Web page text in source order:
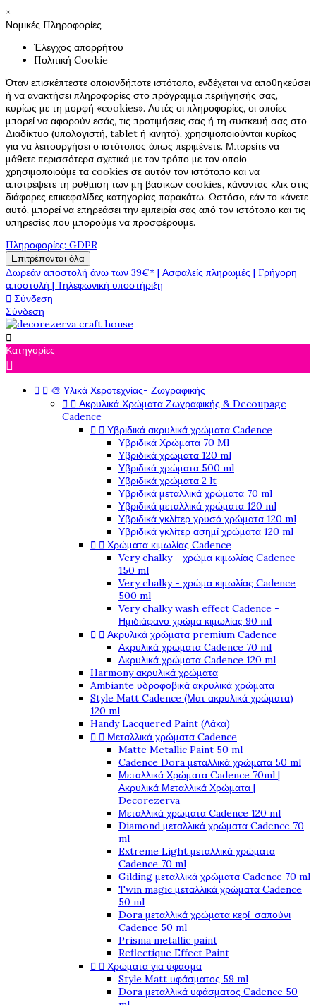
×
Νομικές Πληροφορίες
Έλεγχος απορρήτου
Πολιτική Cookie
Όταν επισκέπτεστε οποιονδήποτε ιστότοπο, ενδέχεται να αποθηκεύσει
ή να ανακτήσει πληροφορίες στο πρόγραμμα περιήγησής σας,
κυρίως με τη μορφή «cookies». Αυτές οι πληροφορίες, οι οποίες
μπορεί να αφορούν εσάς, τις προτιμήσεις σας ή τη συσκευή σας στο
Διαδίκτυο (υπολογιστή, tablet ή κινητό), χρησιμοποιούνται κυρίως
για να λειτουργήσει ο ιστότοπος όπως περιμένετε. Μπορείτε να
μάθετε περισσότερα σχετικά με τον τρόπο με τον οποίο
χρησιμοποιούμε τα cookies σε αυτόν τον ιστότοπο και να
αποτρέψετε τη ρύθμιση των μη βασικών cookies, κάνοντας κλικ στις
διάφορες επικεφαλίδες κατηγορίας παρακάτω. Ωστόσο, εάν το κάνετε
αυτό, μπορεί να επηρεάσει την εμπειρία σας από τον ιστότοπο και τις
υπηρεσίες που μπορούμε να προσφέρουμε.
Πληροφορίες: GDPR
Επιτρέπονται όλα
Δωρεάν αποστολή άνω των 39€* | Ασφαλείς πληρωμές | Γρήγορη
αποστολή | Τηλεφωνική υποστήριξη
 Σύνδεση
Σύνδεση

Κατηγορίες

  🎨 Υλικά Χεροτεχνίας- Ζωγραφικής
  Ακρυλικά Χρώματα Ζωγραφικής & Decoupage
Cadence
  Υβριδικά ακρυλικά χρώματα Cadence
Υβριδικά Χρώματα 70 Ml
Υβριδικά χρώματα 120 ml
Υβριδικά χρώματα 500 ml
Υβριδικά χρώματα 2 lt
Υβριδικά μεταλλικά χρώματα 70 ml
Υβριδικά μεταλλικά χρώματα 120 ml
Υβριδικά γκλίτερ χρυσό χρώματα 120 ml
Υβριδικά γκλίτερ ασημί χρώματα 120 ml
  Χρώματα κιμωλίας Cadence
Very chalky - χρώμα κιμωλίας Cadence
150 ml
Very chalky - χρώμα κιμωλίας Cadence
500 ml
Very chalky wash effect Cadence -
Ημιδιάφανο χρώμα κιμωλίας 90 ml
  Ακρυλικά χρώματα premium Cadence
Ακρυλικά χρώματα Cadence 70 ml
Ακρυλικά χρώματα Cadence 120 ml
Harmony ακρυλικά χρώματα
Ambiante υδροφοβικά ακρυλικά χρώματα
Style Matt Cadence (Ματ ακρυλικά χρώματα)
120 ml
Handy Lacquered Paint (Λάκα)
  Μεταλλικά χρώματα Cadence
Matte Metallic Paint 50 ml
Cadence Dora μεταλλικά χρώματα 50 ml
Μεταλλικά Χρώματα Cadence 70ml |
Ακρυλικά Μεταλλικά Χρώματα |
Decorezerva
Μεταλλικά χρώματα Cadence 120 ml
Diamond μεταλλικά χρώματα Cadence 70
ml
Extreme Light μεταλλικά χρώματα
Cadence 70 ml
Gilding μεταλλικά χρώματα Cadence 70 ml
Twin magic μεταλλικά χρώματα Cadence
50 ml
Dora μεταλλικά χρώματα κερί-σαπούνι
Cadence 50 ml
Prisma metallic paint
Reflectique Effect Paint
  Χρώματα για ύφασμα
Style Matt υφάσματος 59 ml
Dora μεταλλικά υφάσματος Cadence 50